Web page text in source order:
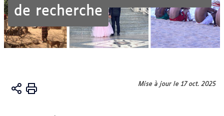
de recherche
Vous
Accueil Mise à jour le 17 oct. 2025